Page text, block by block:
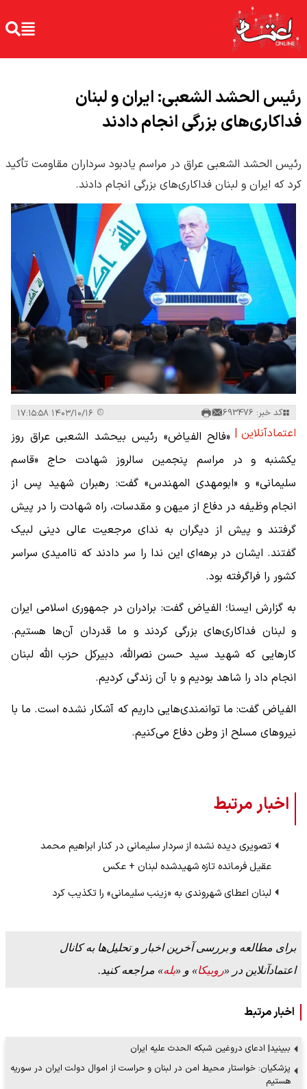
رئیس الحشد الشعبی: ایران و لبنان
فداکاری‌های بزرگی انجام دادند
رئیس الحشد الشعبی عراق در مراسم یادبود سرداران مقاومت تأکید
کرد که ایران و لبنان فداکاری‌های بزرگی انجام دادند.
کد خبر: 693476
اعتمادآنلاین | «فالح الفیاض» رئیس بیحشد الشعبی عراق روز
یکشنبه و در مراسم پنجمین سالروز شهادت حاج «قاسم
سلیمانی» و «ابومهدی المهندس» گفت: رهبران شهید پس از
انجام وظیفه در دفاع از میهن و مقدسات، راه شهادت را در پیش
گرفتند و پیش از دیگران به ندای مرجعیت عالی دینی لبیک
گفتند. ایشان در برهه‌ای این ندا را سر دادند که ناامیدی سراسر
کشور را فراگرفته بود.
به گزارش ایسنا؛ الفیاض گفت: برادران در جمهوری اسلامی ایران
و لبنان فداکاری‌های بزرگی کردند و ما قدردان آن‌ها هستیم.
کارهایی که شهید سید حسن نصرالله، دبیرکل حزب الله لبنان
انجام داد را شاهد بودیم و با آن زندگی کردیم.
الفیاض گفت: ما توانمندی‌هایی داریم که آشکار نشده است. ما با
نیروهای مسلح از وطن دفاع می‌کنیم.
اخبار مرتبط
تصویری دیده نشده از سردار سلیمانی در کنار ابراهیم محمد
عقیل فرمانده تازه شهیدشده لبنان + عکس
لبنان اعطای شهروندی به «زینب سلیمانی» را تکذیب کرد
برای مطالعه و بررسی آخرین اخبار و تحلیل‌ها به کانال
اعتمادآنلاین در «روبیکا» و «بله» مراجعه کنید.
اخبار مرتبط
ببینید| ادعای دروغین شبکه الحدث علیه ایران
پزشکیان: خواستار محیط امن در لبنان و حراست از اموال دولت ایران در سوریه
هستیم